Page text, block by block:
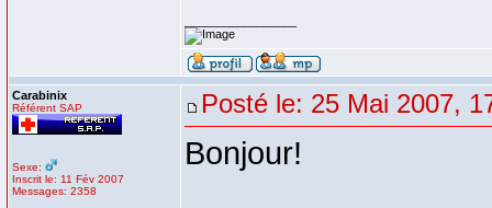
Carabinix
Référent SAP
Sexe:
Inscrit le: 11 Fév 2007
Messages: 2358
Posté le: 25 Mai 2007,
Bonjour!